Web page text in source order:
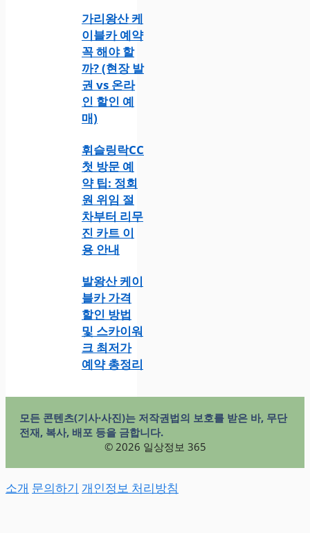
가리왕산 케
이블카 예약
꼭 해야 할
까? (현장 발
권 vs 온라
인 할인 예
매)
휘슬링락CC
첫 방문 예
약 팁: 정회
원 위임 절
차부터 리무
진 카트 이
용 안내
발왕산 케이
블카 가격
할인 방법
및 스카이워
크 최저가
예약 총정리
© 2026 일상정보 365
모든 콘텐츠(기사·사진)는 저작권법의 보호를 받은 바, 무단
전재, 복사, 배포 등을 금합니다.
소개 문의하기 개인정보 처리방침